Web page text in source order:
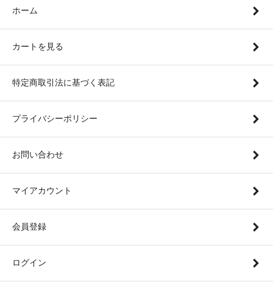
ホーム
カートを見る
特定商取引法に基づく表記
プライバシーポリシー
お問い合わせ
マイアカウント
会員登録
ログイン